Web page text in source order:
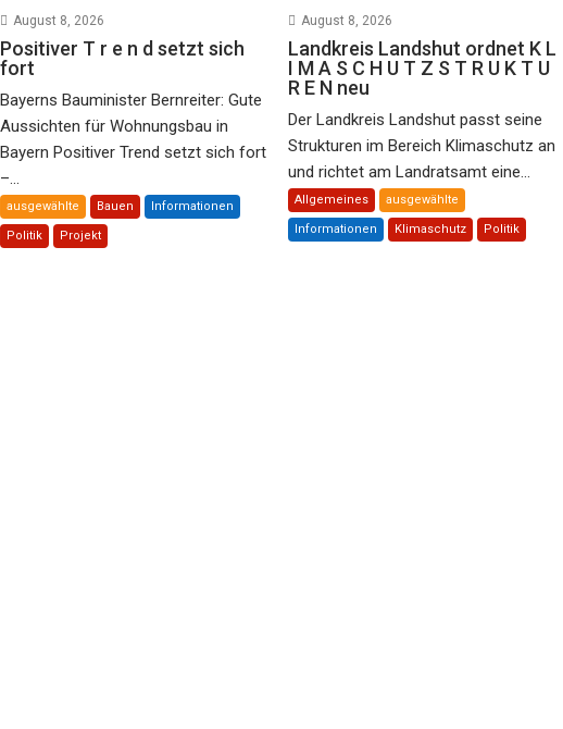
August 8, 2026
Positiver T r e n d setzt sich
fort
Bayerns Bauminister Bernreiter: Gute
Aussichten für Wohnungsbau in
Bayern Positiver Trend setzt sich fort
–...
ausgewählte Bauen Informationen
Politik Projekt
August 8, 2026
Landkreis Landshut ordnet K L
I M A S C H U T Z S T R U K T U
R E N neu
Der Landkreis Landshut passt seine
Strukturen im Bereich Klimaschutz an
und richtet am Landratsamt eine...
Allgemeines ausgewählte
Informationen Klimaschutz Politik